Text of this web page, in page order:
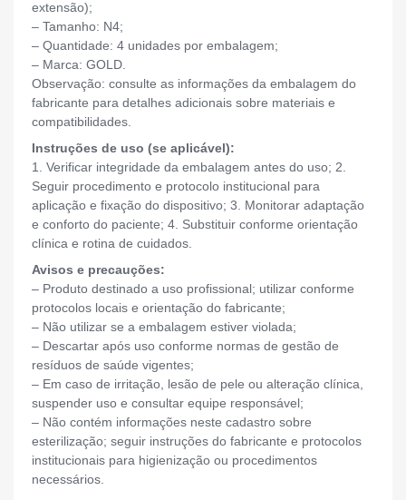
extensão);
– Tamanho: N4;
– Quantidade: 4 unidades por embalagem;
– Marca: GOLD.
Observação: consulte as informações da embalagem do
fabricante para detalhes adicionais sobre materiais e
compatibilidades.
Instruções de uso (se aplicável):
1. Verificar integridade da embalagem antes do uso; 2.
Seguir procedimento e protocolo institucional para
aplicação e fixação do dispositivo; 3. Monitorar adaptação
e conforto do paciente; 4. Substituir conforme orientação
clínica e rotina de cuidados.
Avisos e precauções:
– Produto destinado a uso profissional; utilizar conforme
protocolos locais e orientação do fabricante;
– Não utilizar se a embalagem estiver violada;
– Descartar após uso conforme normas de gestão de
resíduos de saúde vigentes;
– Em caso de irritação, lesão de pele ou alteração clínica,
suspender uso e consultar equipe responsável;
– Não contém informações neste cadastro sobre
esterilização; seguir instruções do fabricante e protocolos
institucionais para higienização ou procedimentos
necessários.